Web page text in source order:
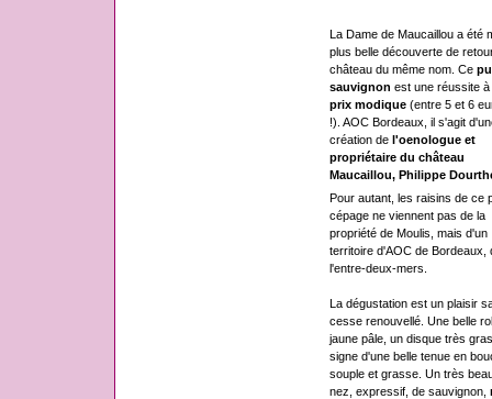
La Dame de Maucaillou a été
plus belle découverte de
château du même nom. Ce
sauvignon est une réussite à
prix modique(entre 5 et 6
!). AOC Bordeaux, il s'agit
création de l'oenologue et
propriétaire du château
Maucaillou, Philippe
Pour autant, les raisins de ce
cépage ne viennent pas de la
propriété de Moulis, mais d'un
territoire d'AOC de Bordeaux,
l'entre-deux-mers.
La dégustation est un plaisir
cesse renouvellé. Une belle
jaune pâle, un disque très
signe d'une belle tenue en
souple et grasse. Un très
nez, expressif, de sauvignon,